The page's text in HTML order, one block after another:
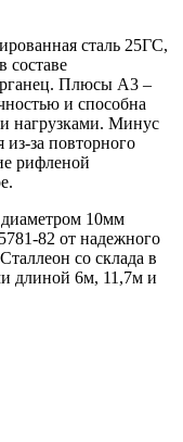
сталь 25ГС,
составе
Плюсы А3 –
и способна
нагрузками. Минус
за повторного
рифленой
10мм
82 от надежного
со склада в
длиной 6м, 11,7м и